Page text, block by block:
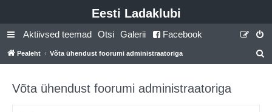
Eesti Ladaklubi
Aktiivsed teemad Otsi Galerii Facebook
Pealeht Võta ühendust foorumi administraatoriga
t
Võta ühendust foorumi administraatoriga